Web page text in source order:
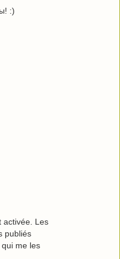
:)
activée. Les
publiés
me les